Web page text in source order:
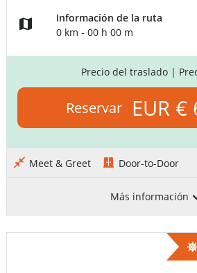
Información de la ruta
0 km - 00 h 00 m
Precio del traslado |
Reservar EUR €
Meet & Greet Door-to-Door
Más información